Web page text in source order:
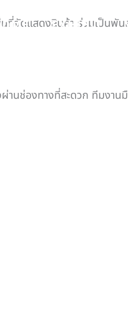
EXHIBIT
จัดแสดงสินค้า ร่วมเป็นพัน
ช่องทางที่สะดวก ทีมงาน